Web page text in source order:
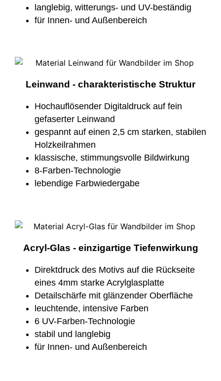
langlebig, witterungs- und UV-beständig
für Innen- und Außenbereich
Leinwand - charakteristische Struktur
Hochauflösender Digitaldruck auf fein
gefaserter Leinwand
gespannt auf einen 2,5 cm starken, stabilen
Holzkeilrahmen
klassische, stimmungsvolle Bildwirkung
8-Farben-Technologie
lebendige Farbwiedergabe
Acryl-Glas - einzigartige Tiefenwirkung
Direktdruck des Motivs auf die Rückseite
eines 4mm starke Acrylglasplatte
Detailschärfe mit glänzender Oberfläche
leuchtende, intensive Farben
6 UV-Farben-Technologie
stabil und langlebig
für Innen- und Außenbereich